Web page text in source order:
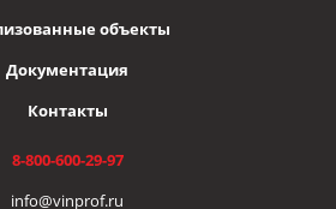
объекты
Документация
Контакты
8-800-600-29-97
info@vinprof.ru